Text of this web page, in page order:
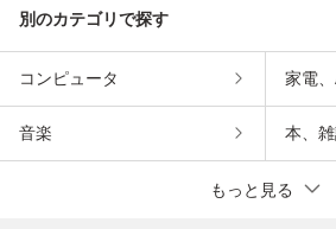
別のカテゴリで探す
コンピュータ 家電
音楽 本、
もっと見る